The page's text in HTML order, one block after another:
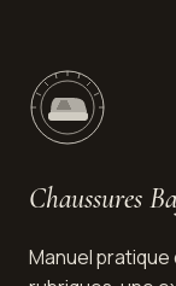
Chaussures
Manuel pratique